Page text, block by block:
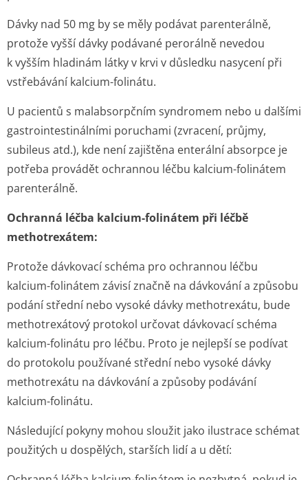
Dávky nad 50 mg by se měly podávat parenterálně,
protože vyšší dávky podávané perorálně nevedou
k vyšším hladinám látky v krvi v důsledku nasycení při
vstřebávání kalcium-folinátu.
U pacientů s malabsorpčním syndromem nebo u dalšími
gastrointesti­nálními poruchami (zvracení, průjmy,
subileus atd.), kde není zajištěna enterální absorpce je
potřeba provádět ochrannou léčbu kalcium-folinátem
parenterálně.
Ochranná léčba kalcium-folinátem při léčbě
methotrexátem:
Protože dávkovací schéma pro ochrannou léčbu
kalcium-folinátem závisí značně na dávkování a způsobu
podání střední nebo vysoké dávky methotrexátu, bude
methotrexátový protokol určovat dávkovací schéma
kalcium-folinátu pro léčbu. Proto je nejlepší se podívat
do protokolu používané střední nebo vysoké dávky
methotrexátu na dávkování a způsoby podávání
kalcium-folinátu.
Následující pokyny mohou sloužit jako ilustrace schémat
použitých u dospělých, starších lidí a u dětí: